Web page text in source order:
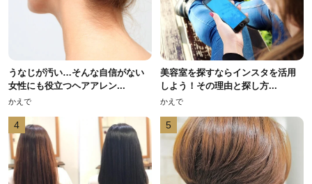
うなじが汚い…そんな自信がない
女性にも役立つヘアアレン...
かえで
美容室を探すならインスタを活用
しよう！その理由と探し方...
かえで
4 5